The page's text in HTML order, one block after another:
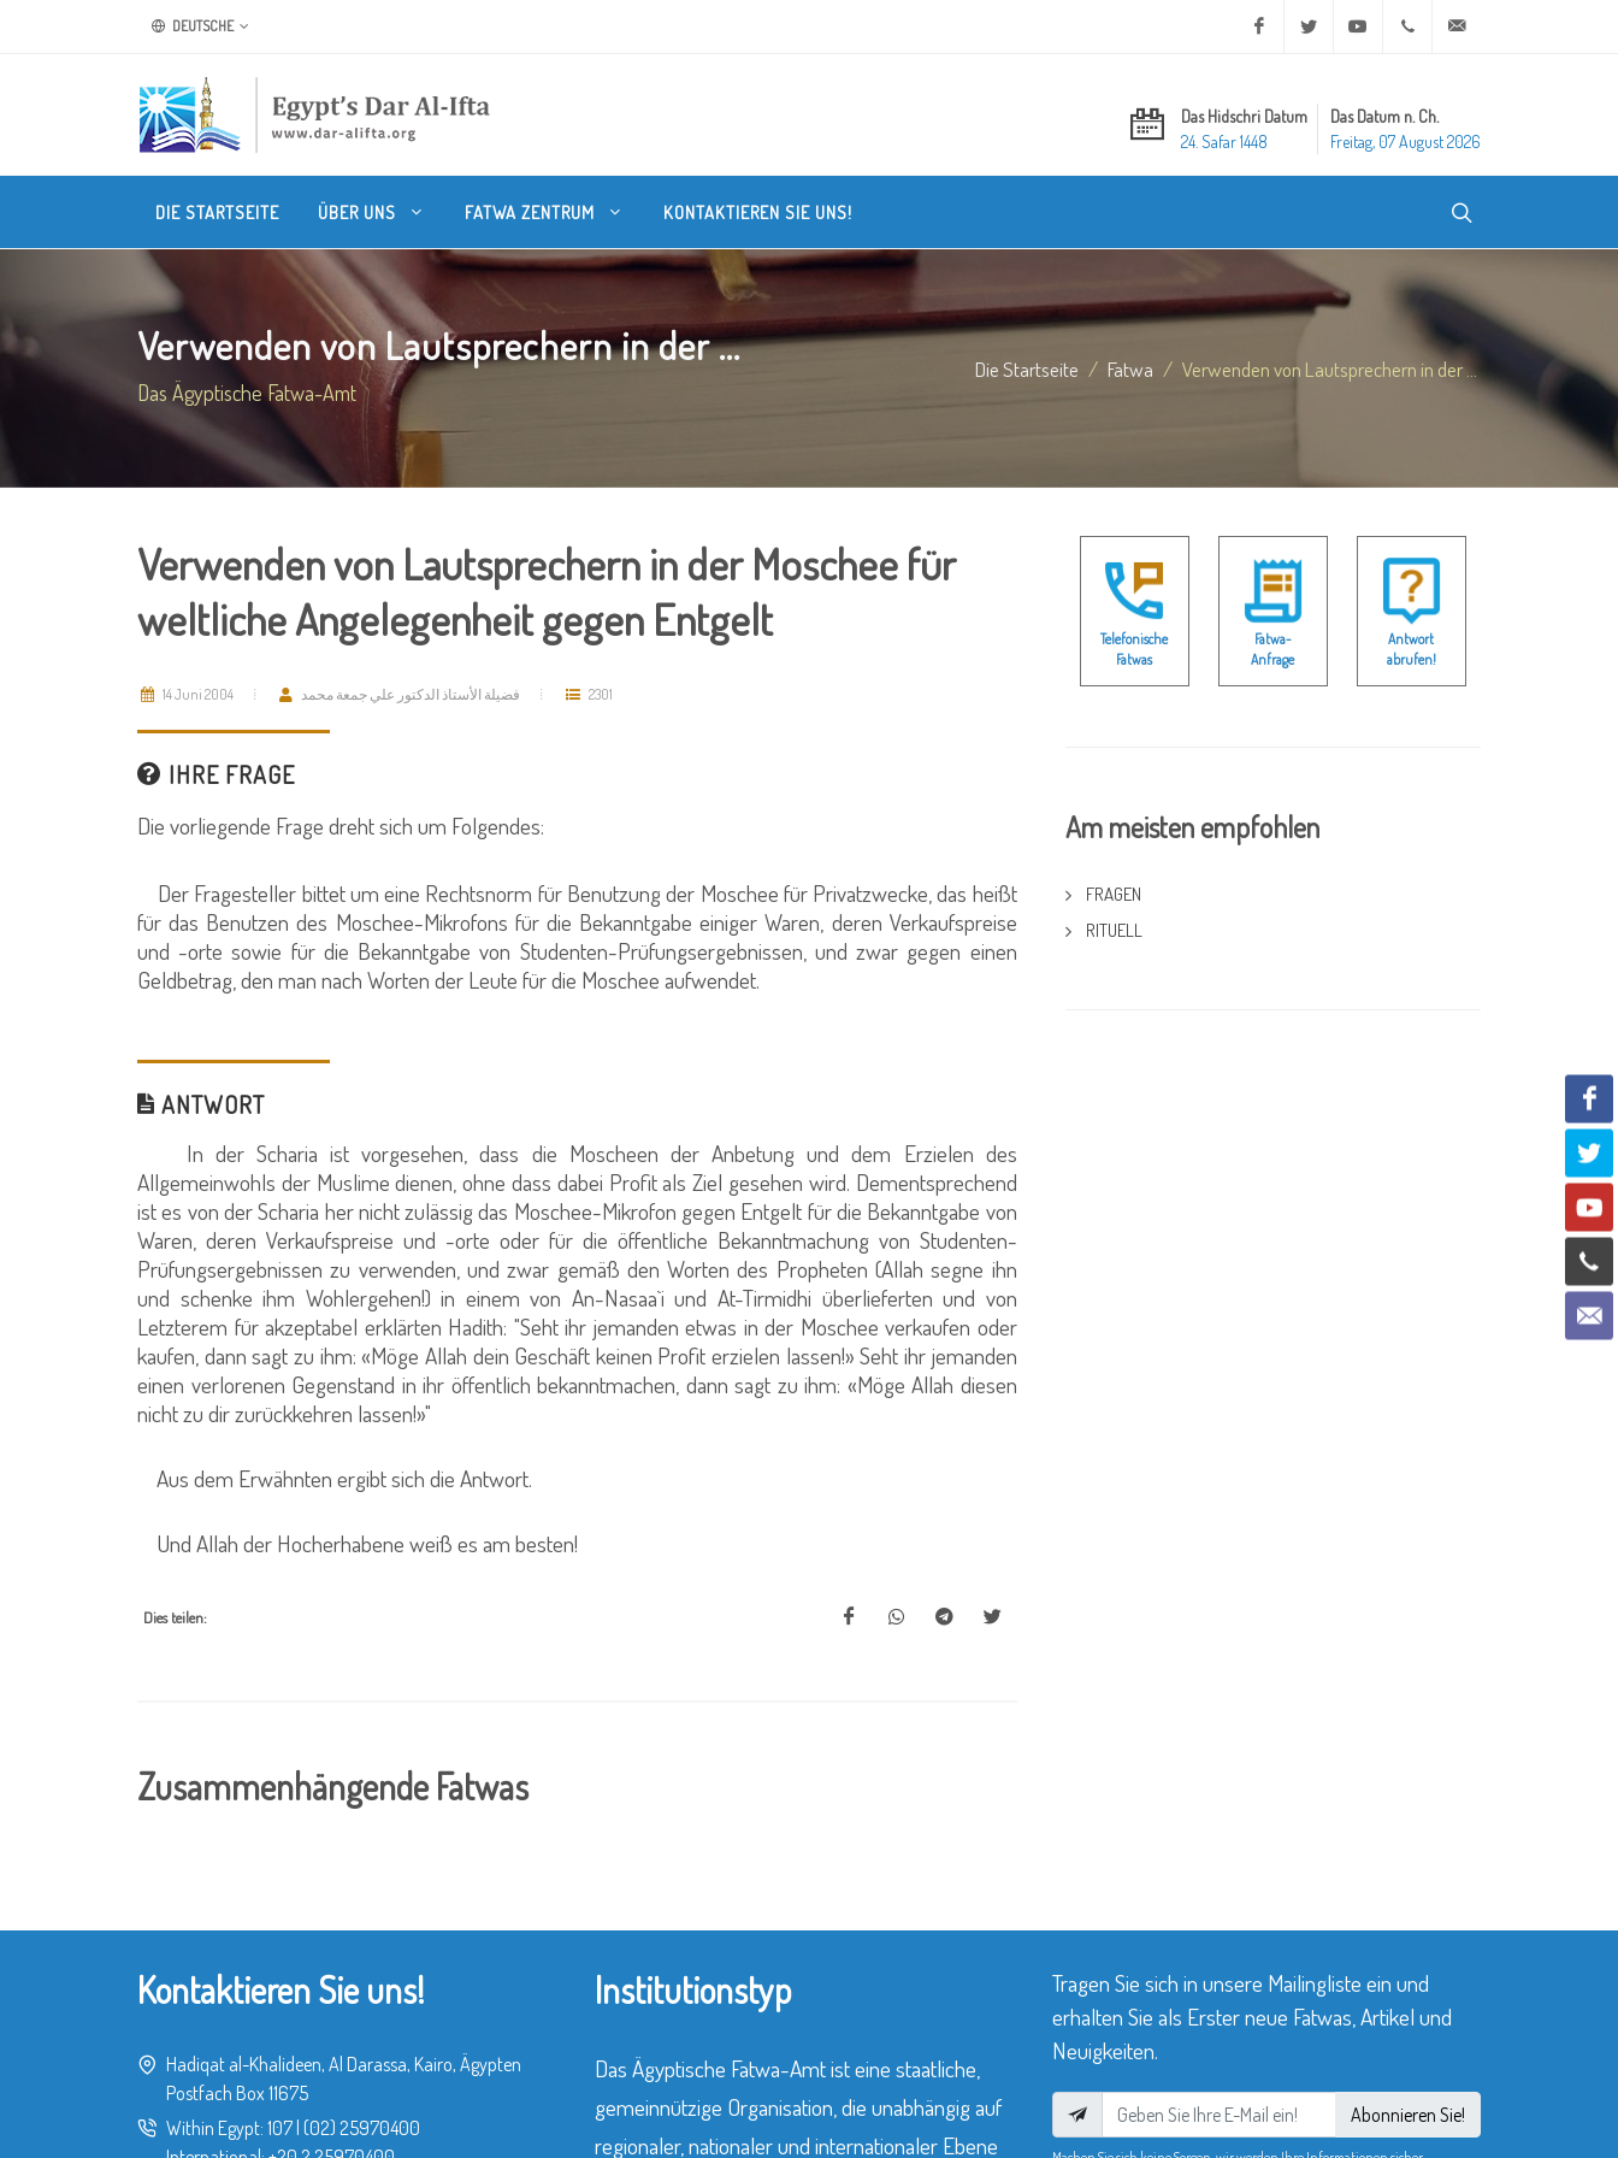
DEUTSCHE Facebook Twitter Youtube +20 2 25970400
Das Hidschri Datum
24. Safar 1448
Das Datum n. Ch.
Freitag, 07 August 2026
DIE STARTSEITE ÜBER UNS FATWA ZENTRUM KONTAKTIEREN SIE UNS!
Verwenden von Lautsprechern in der ...
Das Ägyptische Fatwa-Amt
Die Startseite Fatwa Verwenden von Lautsprechern in der ...
Verwenden von Lautsprechern in der Moschee für
weltliche Angelegenheit gegen Entgelt
14 Juni 2004 فضيلة الأستاذ الدكتور علي جمعة محمد 2301
IHRE FRAGE
Die vorliegende Frage dreht sich um Folgendes:
Der Fragesteller bittet um eine Rechtsnorm für Benutzung der Moschee für Privatzwecke, das heißt
für das Benutzen des Moschee-Mikrofons für die Bekanntgabe einiger Waren, deren Verkaufspreise
und -orte sowie für die Bekanntgabe von Studenten-Prüfungsergebnissen, und zwar gegen einen
Geldbetrag, den man nach Worten der Leute für die Moschee aufwendet.
ANTWORT
In der Scharia ist vorgesehen, dass die Moscheen der Anbetung und dem Erzielen des
Allgemeinwohls der Muslime dienen, ohne dass dabei Profit als Ziel gesehen wird. Dementsprechend
ist es von der Scharia her nicht zulässig das Moschee-Mikrofon gegen Entgelt für die Bekanntgabe von
Waren, deren Verkaufspreise und -orte oder für die öffentliche Bekanntmachung von Studenten-
Prüfungsergebnissen zu verwenden, und zwar gemäß den Worten des Propheten (Allah segne ihn
und schenke ihm Wohlergehen!) in einem von An-Nasaa`i und At-Tirmidhi überlieferten und von
Letzterem für akzeptabel erklärten Hadith: "Seht ihr jemanden etwas in der Moschee verkaufen oder
kaufen, dann sagt zu ihm: «Möge Allah dein Geschäft keinen Profit erzielen lassen!» Seht ihr jemanden
einen verlorenen Gegenstand in ihr öffentlich bekanntmachen, dann sagt zu ihm: «Möge Allah diesen
nicht zu dir zurückkehren lassen!»"
Aus dem Erwähnten ergibt sich die Antwort.
Und Allah der Hocherhabene weiß es am besten!
Dies teilen:
Zusammenhängende Fatwas
Telefonische
Fatwas
Fatwa-
Anfrage
Antwort
abrufen!
Am meisten empfohlen
FRAGEN
RITUELL
Kontaktieren Sie uns!
Hadiqat al-Khalideen, Al Darassa, Kairo, Ägypten
Postfach Box 11675
Within Egypt: 107 (02) 25970400
Institutionstyp
Das Ägyptische Fatwa-Amt ist eine staatliche,
gemeinnützige Organisation, die unabhängig auf
regionaler, nationaler und internationaler Ebene
Tragen Sie sich in unsere Mailingliste ein und
erhalten Sie als Erster neue Fatwas, Artikel und
Neuigkeiten.
Abonnieren Sie!